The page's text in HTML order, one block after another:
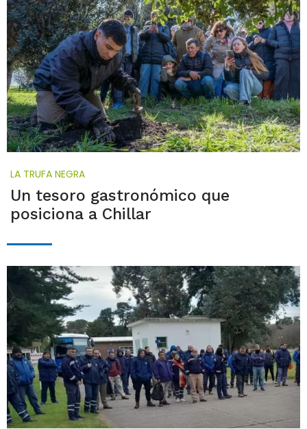
LA TRUFA NEGRA
Un tesoro gastronómico que
posiciona a Chillar